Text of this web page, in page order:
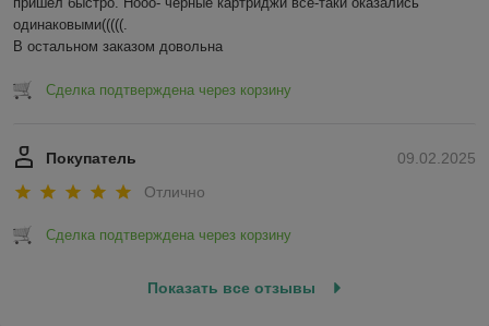
одинаковыми(((((.
В остальном заказом довольна
Сделка подтверждена через корзину
09.02.2025
Покупатель
Отлично
Сделка подтверждена через корзину
Показать все отзывы